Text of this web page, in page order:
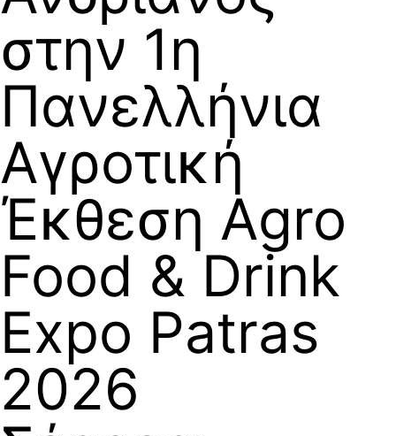
στην 1η
Πανελλήνια
Αγροτική
Έκθεση Agro
Food & Drink
Expo Patras
2026